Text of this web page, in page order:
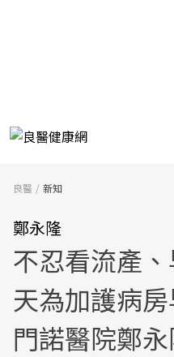
良醫 新知
鄭永隆
不忍看流產
天為加護病
門諾醫院鄭